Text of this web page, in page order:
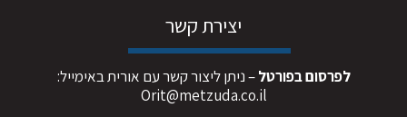
יצירת קשר
לפרסום בפורטל– ניתן ליצור קשר עם אורית באימייל:
Orit@metzuda.co.il